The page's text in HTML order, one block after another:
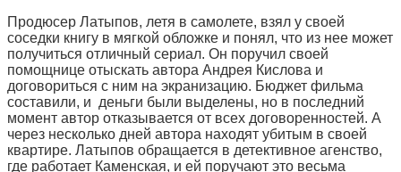
Продюсер Латыпов, летя в самолете, взял у своей
соседки книгу в мягкой обложке и понял, что из нее может
получиться отличный сериал. Он поручил своей
помощнице отыскать автора Андрея Кислова и
договориться с ним на экранизацию. Бюджет фильма
составили, и деньги были выделены, но в последний
момент автор отказывается от всех договоренностей. А
через несколько дней автора находят убитым в своей
квартире. Латыпов обращается в детективное агенство,
где работает Каменская, и ей поручают это весьма